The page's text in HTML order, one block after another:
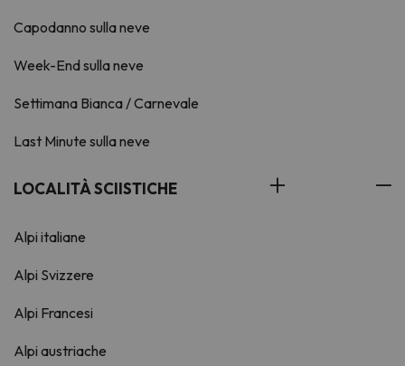
Capodanno sulla neve
Week-End sulla neve
Settimana Bianca / Carnevale
Last Minute sulla neve
LOCALITÀ SCIISTICHE
Alpi italiane
Alpi Svizzere
Alpi Francesi
Alpi austriache